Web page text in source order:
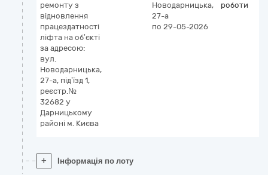
ремонту з
відновлення
працездатності
ліфта на об’єкті
за адресою:
вул.
Новодарницька,
27-а, під’їзд 1,
реєстр.№
32682 у
Дарницькому
районі м. Києва
Новодарницька,
27-а
по 29-05-2026
роботи
+ Інформація по лоту